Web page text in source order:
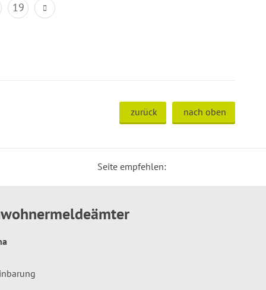
19
zurück nach oben
Seite empfehlen: